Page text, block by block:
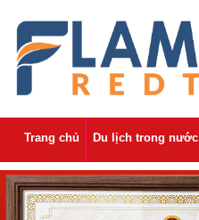
Trang chủ Du lịch trong nước